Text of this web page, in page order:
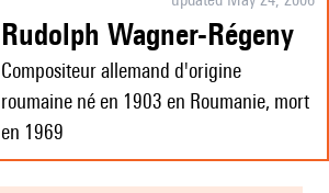
Rudolph Wagner-Régeny
Compositeur allemand d'origine
roumaine né en 1903 en Roumanie, mort
en 1969